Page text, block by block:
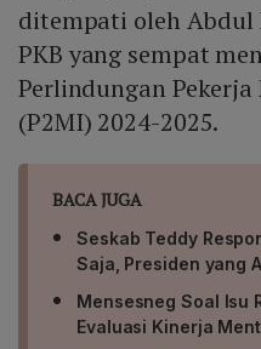
ditempati oleh
PKB yang sempat
Perlindungan
(P2MI) 2024-2025.
BACA JUGA
Seskab Teddy
Saja, Presiden yang
Mensesneg Soal Isu
Evaluasi Kinerja